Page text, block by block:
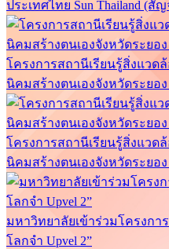
ประเทศไทย Sun Thailand (สั
โครงการสถานีเรียนรู้สิ่งแวด
นิคมสร้างตนเองจังหวัดระยอง
โครงการสถานีเรียนรู้สิ่งแวด
นิคมสร้างตนเองจังหวัดระยอง
มหาวิทยาลัยเข้าร่วมโครงการ
โลกจำ Upvel 2”